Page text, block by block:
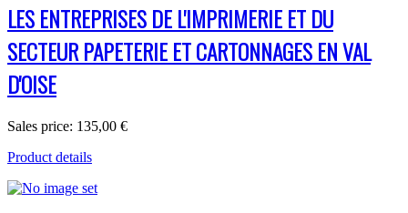
LES ENTREPRISES DE L'IMPRIMERIE ET DU
SECTEUR PAPETERIE ET CARTONNAGES EN VAL
D'OISE
Sales price: 135,00 €
Product details